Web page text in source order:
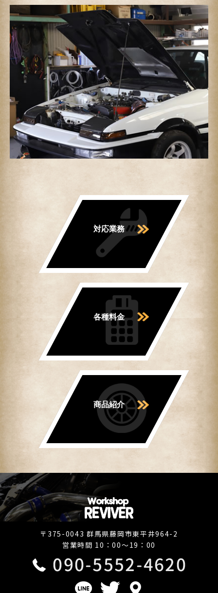
対応業務
各種料金
商品紹介
〒375-0043 群馬県藤岡市東平井964-2
営業時間 10：00～19：00